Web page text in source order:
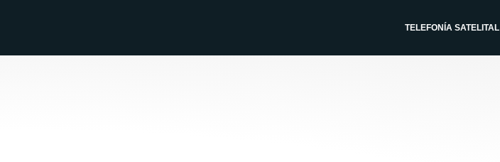
TELEFONÍA SATELITAL